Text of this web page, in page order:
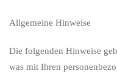
Allgemeine Hinweise
Die folgenden Hinweise
was mit Ihren